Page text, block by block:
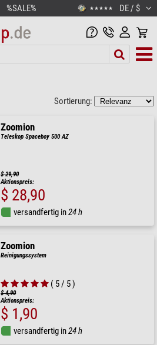
%SALE% ★★★★★ DE / $
Sortierung:
Zoomion
Teleskop Spaceboy 500 AZ
$ 29,90
Aktionspreis:
$ 28,90
versandfertig in24 h
Zoomion
Reinigungssystem
( 5 / 5 )
$ 4,90
Aktionspreis:
$ 1,90
versandfertig in24 h